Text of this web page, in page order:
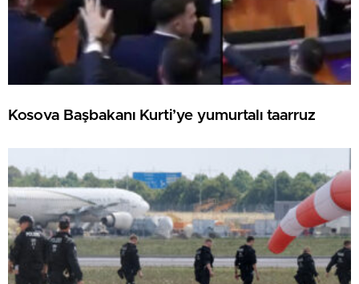
Kosova Başbakanı Kurti’ye yumurtalı taarruz